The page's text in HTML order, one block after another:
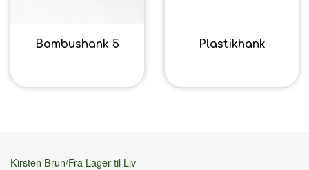
Bambushank 5 Plastikhank
Kirsten Brun/Fra Lager til Liv